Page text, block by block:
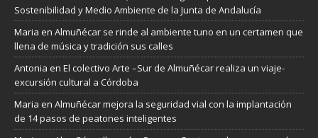
Sostenibilidad y Medio Ambiente de la Junta de Andalucía
Maria en Almuñécar se rinde al ambiente tuno en un certamen que
llena de música y tradición sus calles
Antonia en El colectivo Arte –Sur de Almuñécar realiza un viaje-
excursión cultural a Córdoba
Maria en Almuñécar mejora la seguridad vial con la implantación
de 14 pasos de peatones inteligentes